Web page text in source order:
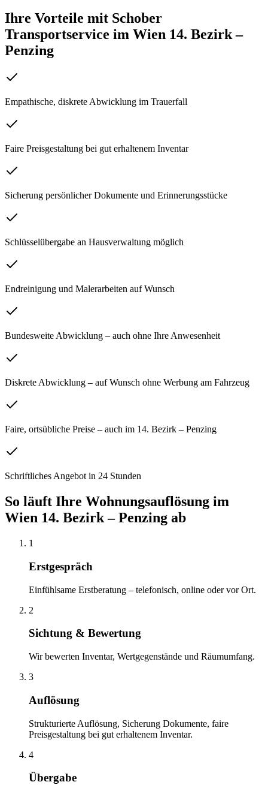
Ihre Vorteile mit Schober
Transportservice im Wien 14. Bezirk –
Penzing
Empathische, diskrete Abwicklung im Trauerfall
Faire Preisgestaltung bei gut erhaltenem Inventar
Sicherung persönlicher Dokumente und Erinnerungsstücke
Schlüsselübergabe an Hausverwaltung möglich
Endreinigung und Malerarbeiten auf Wunsch
Bundesweite Abwicklung – auch ohne Ihre Anwesenheit
Diskrete Abwicklung – auf Wunsch ohne Werbung am Fahrzeug
Faire, ortsübliche Preise – auch im 14. Bezirk – Penzing
Schriftliches Angebot in 24 Stunden
So läuft Ihre Wohnungsauflösung im
Wien 14. Bezirk – Penzing ab
1
Erstgespräch
Einfühlsame Erstberatung – telefonisch, online oder vor Ort.
2
Sichtung & Bewertung
Wir bewerten Inventar, Wertgegenstände und Räumumfang.
3
Auflösung
Strukturierte Auflösung, Sicherung Dokumente, faire
Preisgestaltung bei gut erhaltenem Inventar.
4
Übergabe